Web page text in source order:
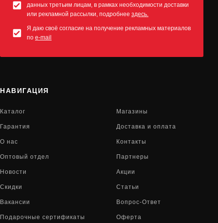
данных третьим лицам, в рамках необходимости доставки
или рекламной рассылки, подробнее здесь.
Я даю своё согласие на получение рекламных материалов
по e-mail
НАВИГАЦИЯ
Каталог Магазины
Гарантия Доставка и оплата
О нас Контакты
Оптовый отдел Партнеры
Новости Акции
Скидки Статьи
Вакансии Вопрос-Ответ
Подарочные сертификаты Оферта